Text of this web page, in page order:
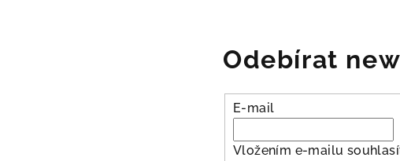
Odebírat
E-mail
Vložením e-mailu